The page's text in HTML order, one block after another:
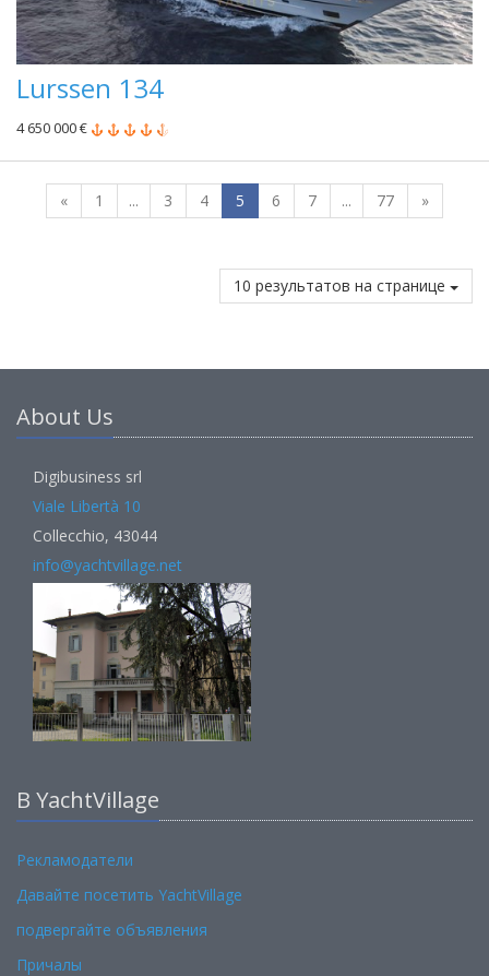
Lurssen 134
4 650 000 €
« 1 ... 3 4 5 6 7 ... 77 »
10 результатов на странице
About Us
Digibusiness srl
Viale Libertà 10
Collecchio, 43044
info@yachtvillage.net
В YachtVillage
Рекламодатели
Давайте посетить YachtVillage
подвергайте объявления
Причалы